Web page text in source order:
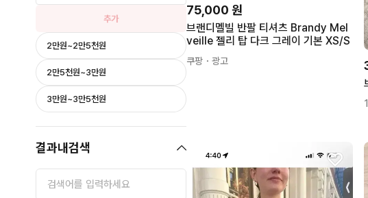
추가
2만원~2만5천원
2만5천원~3만원
3만원~3만5천원
결과내검색
75,000 원
브랜디멜빌 반팔 티셔츠 Brandy Mel
veille 젤리 탑 다크 그레이 기본 XS/S
쿠팡 ・광고